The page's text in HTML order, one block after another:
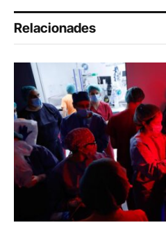
Relacionades